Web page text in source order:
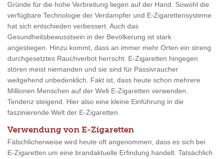
Gründe für die hohe Verbreitung liegen auf der Hand. Sowohl die
verfügbare Technologie der Verdampfer und E-Zigarettensysteme
hat sich entschieden verbessert. Auch das
Gesundheitsbewusstsein in der Bevölkerung ist stark
angestiegen. Hinzu kommt, dass an immer mehr Orten ein streng
durchgesetztes Rauchverbot herrscht. E-Zigaretten hingegen
stören meist niemanden und sie sind für Passivraucher
weitgehend unbedenklich. Fakt ist, dass heute schon mehrere
Millionen Menschen auf der Welt E-Zigaretten verwenden.
Tendenz steigend. Hier also eine kleine Einführung in die
faszinierende Welt der E-Zigaretten.
Verwendung von E-Zigaretten
Fälschlicherweise wird heute oft angenommen, dass es sich bei
E-Zigaretten um eine brandaktuelle Erfindung handelt. Tatsächlich